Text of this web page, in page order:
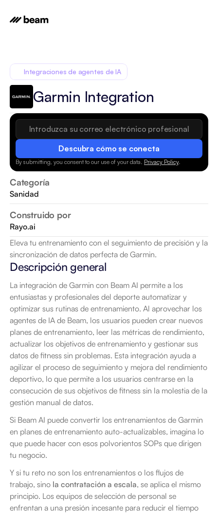
Descubra cómo se conecta
By submitting, you consent to our use of your data. Privacy Policy.
Categoría
Sanidad
Construido por
Rayo.ai
Integraciones de agentes de IA
Garmin Integration
Eleva tu entrenamiento con el seguimiento de precisión y la
sincronización de datos perfecta de Garmin.
Descripción general
La integración de Garmin con Beam AI permite a los
entusiastas y profesionales del deporte automatizar y
optimizar sus rutinas de entrenamiento. Al aprovechar los
agentes de IA de Beam, los usuarios pueden crear nuevos
planes de entrenamiento, leer las métricas de rendimiento,
actualizar los objetivos de entrenamiento y gestionar sus
datos de fitness sin problemas. Esta integración ayuda a
agilizar el proceso de seguimiento y mejora del rendimiento
deportivo, lo que permite a los usuarios centrarse en la
consecución de sus objetivos de fitness sin la molestia de la
gestión manual de datos.
Si Beam AI puede convertir los entrenamientos de Garmin
en planes de entrenamiento auto-actualizables, imagina lo
que puede hacer con esos polvorientos SOPs que dirigen
tu negocio.
Y si tu reto no son los entrenamientos o los flujos de
trabajo, sino la contratación a escala, se aplica el mismo
principio. Los equipos de selección de personal se
enfrentan a una presión incesante para reducir el tiempo